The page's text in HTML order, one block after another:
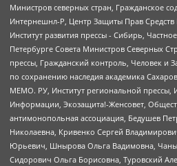
Министров северных стран, Гражданское
Интернешнл-Р, Центр Защиты Прав
Институт развития прессы - Сибирь,
Петербурге Совета Министров Северных
прессы, Гражданский контроль, Человек и
по сохранению наследия академика
МЕМО. РУ, Институт региональной прессы,
Информации, Экозащита!-Женсовет,
антимонопольная ассоциация, Бедушев
Николаевна, Кривенко Сергей
Юрьевич, Шнырова Ольга Вадимовна,
Сидорович Ольга Борисовна, Туровский